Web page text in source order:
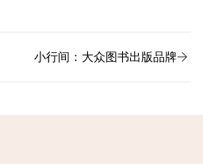
小行间：大众图书出版品牌